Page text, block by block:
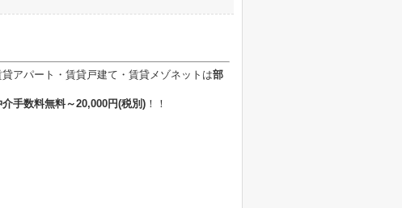
アパート・賃貸戸建て・賃貸メゾネットは部
介手数料無料～20,000円(税別) ！！